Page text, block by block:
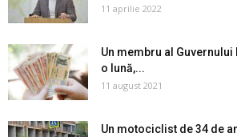
11 aprilie 2022
Un membru al Guvernului
o lună,...
11 august 2021
Un motociclist de 34 de